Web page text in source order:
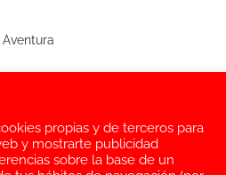
propias y de terceros para
y mostrarte publicidad
sobre la base de un